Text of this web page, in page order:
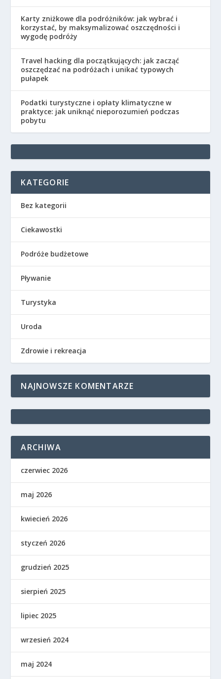
Karty zniżkowe dla podróżników: jak wybrać i
korzystać, by maksymalizować oszczędności i
wygodę podróży
Travel hacking dla początkujących: jak zacząć
oszczędzać na podróżach i unikać typowych
pułapek
Podatki turystyczne i opłaty klimatyczne w
praktyce: jak uniknąć nieporozumień podczas
pobytu
KATEGORIE
Bez kategorii
Ciekawostki
Podróże budżetowe
Pływanie
Turystyka
Uroda
Zdrowie i rekreacja
NAJNOWSZE KOMENTARZE
ARCHIWA
czerwiec 2026
maj 2026
kwiecień 2026
styczeń 2026
grudzień 2025
sierpień 2025
lipiec 2025
wrzesień 2024
maj 2024